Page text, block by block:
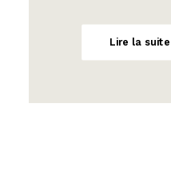
Lire la suite